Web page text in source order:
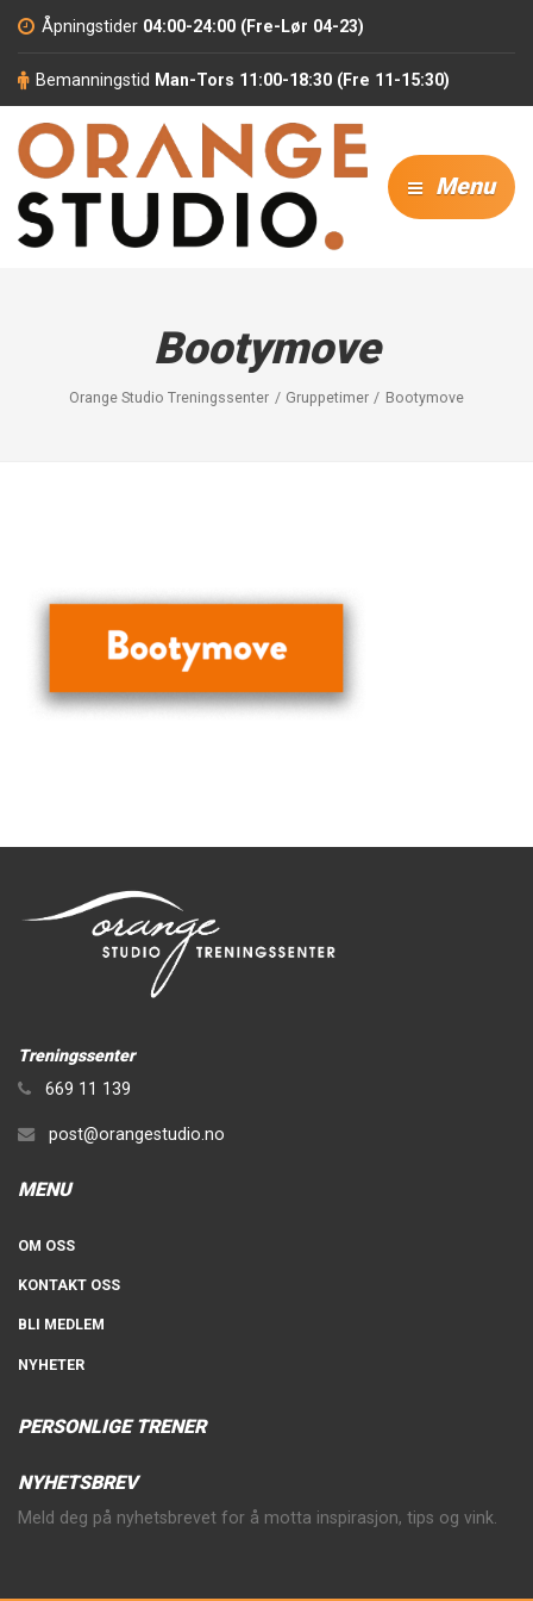
Åpningstider 04:00-24:00 (Fre-Lør 04-23)
Bemanningstid Man-Tors 11:00-18:30 (Fre 11-15:30)
Menu
Bootymove
Orange Studio Treningssenter Gruppetimer Bootymove
Treningssenter
669 11 139
post@orangestudio.no
MENU
OM OSS
KONTAKT OSS
BLI MEDLEM
NYHETER
PERSONLIGE TRENER
NYHETSBREV
Meld deg på nyhetsbrevet for å motta inspirasjon, tips og vink.